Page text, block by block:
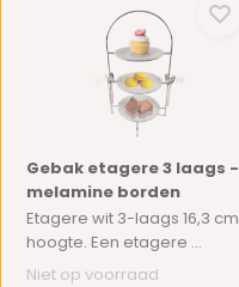
Gebak etagere 3 laags -
melamine borden
Etagere wit 3-laags 16,3 cm
hoogte. Een etagere ...
Niet op voorraad